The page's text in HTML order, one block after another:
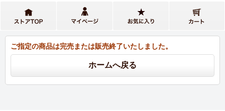
ご指定の商品は完売または販売終了いたしました。